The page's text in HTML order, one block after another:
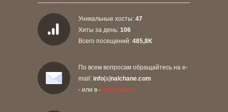
Уникальные хосты: 47
Хиты за день: 106
Всего посещений: 485,8K
По всем вопросам обращайтесь на e-
mail: info[a]nalchane.com
- или в - инстаграм